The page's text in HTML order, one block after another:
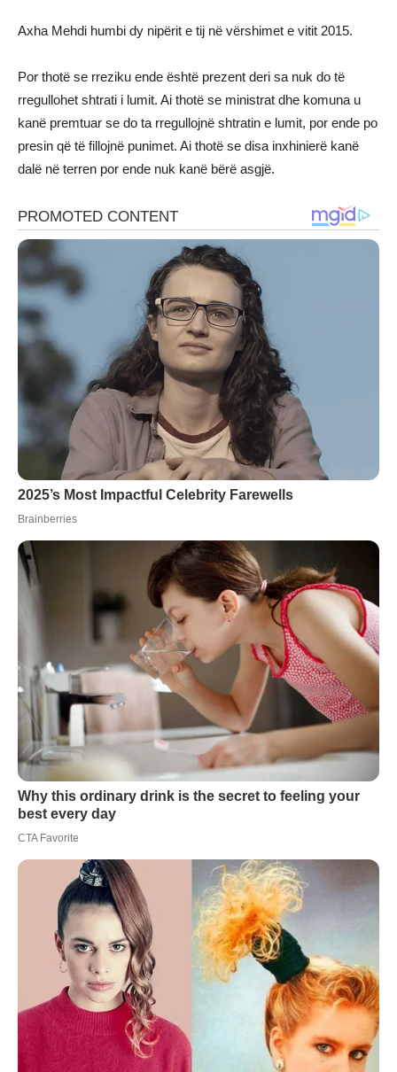
Axha Mehdi humbi dy nipërit e tij në vërshimet e vitit 2015.
Por thotë se rreziku ende është prezent deri sa nuk do të
rregullohet shtrati i lumit. Ai thotë se ministrat dhe komuna u
kanë premtuar se do ta rregullojnë shtratin e lumit, por ende po
presin që të fillojnë punimet. Ai thotë se disa inxhinierë kanë
dalë në terren por ende nuk kanë bërë asgjë.